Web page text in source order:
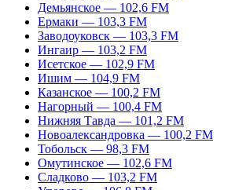
Демьянское — 102,6 FM
Ермаки — 103,3 FM
Заводоуковск — 103,3 FM
Ингаир — 103,2 FM
Исетское — 102,9 FM
Ишим — 104,9 FM
Казанское — 100,2 FM
Нагорный — 100,4 FM
Нижняя Тавда — 101,2 FM
Новоалександровка — 100,2 FM
Тобольск — 98,3 FM
Омутинское — 102,6 FM
Сладково — 103,2 FM